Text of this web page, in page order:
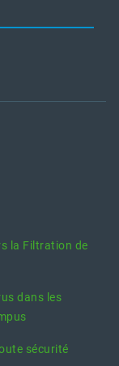
la Filtration de
dans les
sécurité